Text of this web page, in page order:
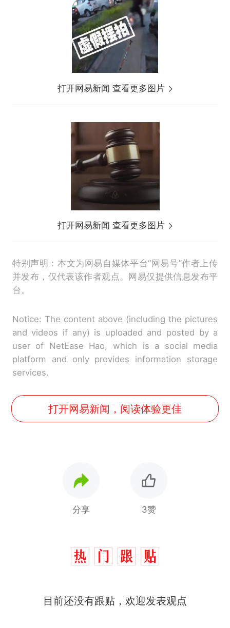
打开网易新闻 查看更多图片
打开网易新闻 查看更多图片
特别声明：本文为网易自媒体平台“网易号”作者上传
并发布，仅代表该作者观点。网易仅提供信息发布平
台。
Notice: The content above (including the pictures
and videos if any) is uploaded and posted by a
user of NetEase Hao, which is a social media
platform and only provides information storage
services.
打开网易新闻，阅读体验更佳
分享 3赞
目前还没有跟贴，欢迎发表观点